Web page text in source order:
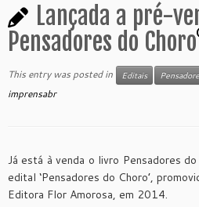
Lançada a pré-
Pensadores do
This entry was posted in Editais
imprensabr
Já está à venda o livro Pensadores
edital ‘Pensadores do Choro’,
Editora Flor Amorosa, em 2014.